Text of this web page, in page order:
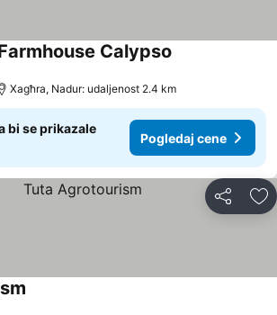
Calypso
Xagħra, Nadur: udaljenost 2.4 km
bi se prikazale
Pogledaj cene
Deli